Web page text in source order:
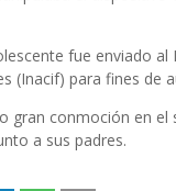
fue enviado
(Inacif) para fines de
gran conmoción en el
a sus padres.